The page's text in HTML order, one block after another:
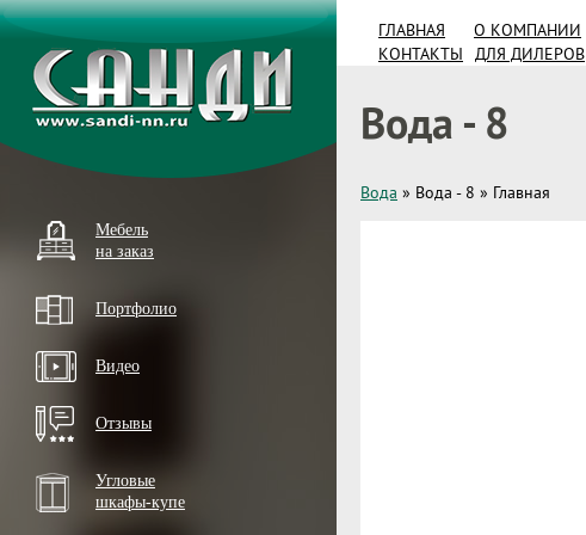
Мебель
на заказ
Портфолио
Видео
Отзывы
Угловые
шкафы-купе
ГЛАВНАЯ О КОМПАНИИ
КОНТАКТЫ
ДЛЯ ДИЛЕРОВ
Вода - 8
Вода » Вода - 8 » Главная